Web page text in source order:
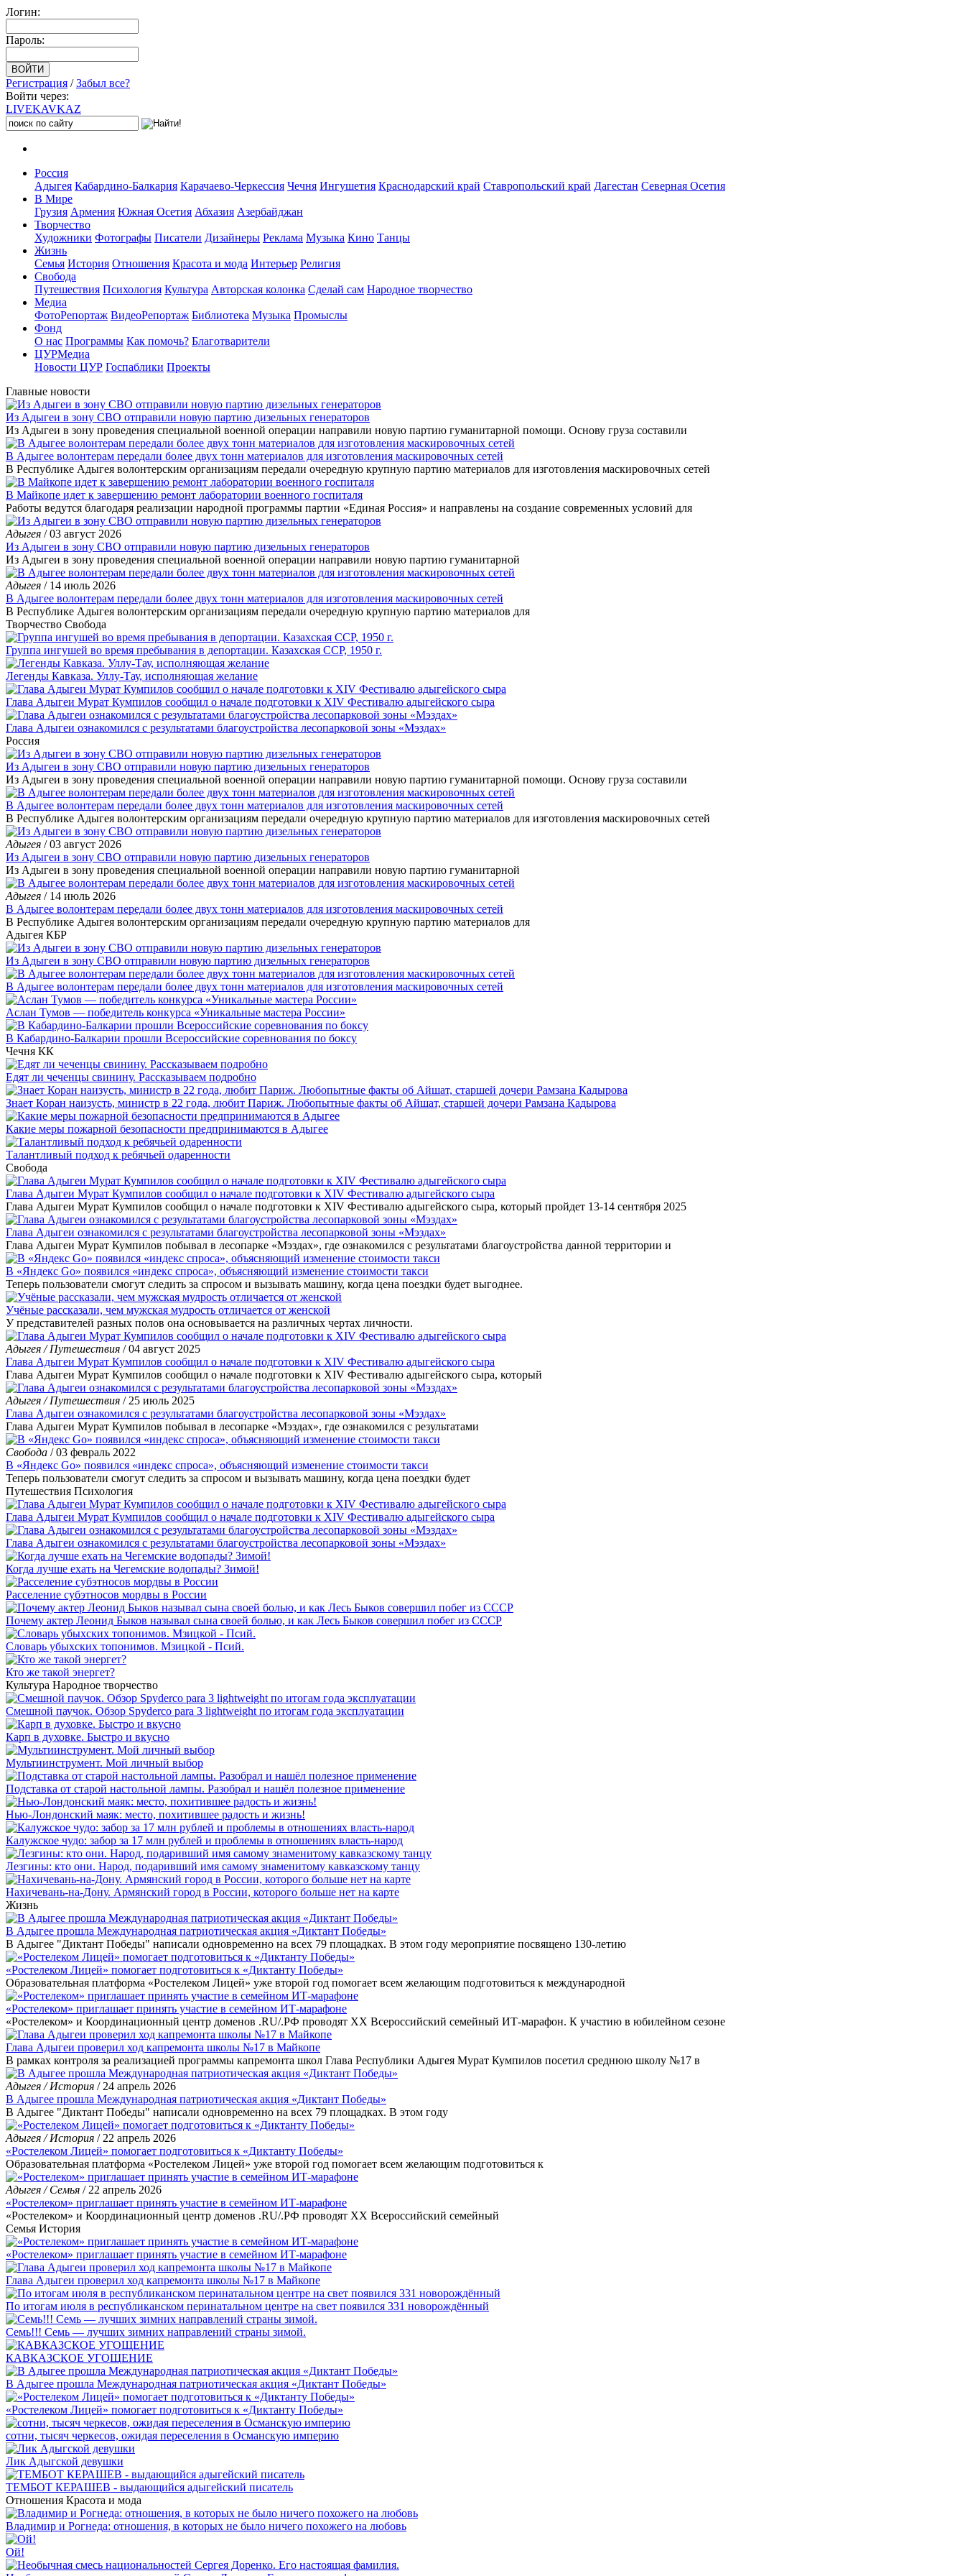
Логин:
Пароль:
Регистрация /Забыл все?
Войти через:
LIVEKAVKAZ
Россия
Адыгея Кабардино-Балкария Карачаево-Черкессия Чечня Ингушетия Краснодарский край Ставропольский край Дагестан Северная Осетия
В Мире
Грузия Армения Южная Осетия Абхазия Азербайджан
Творчество
Художники Фотографы Писатели Дизайнеры Реклама Музыка Кино Танцы
Жизнь
Семья История Отношения Красота и мода Интерьер Религия
Свобода
Путешествия Психология Культура Авторская колонка Сделай сам Народное творчество
Медиа
ФотоРепортаж ВидеоРепортаж Библиотека Музыка Промыслы
Фонд
О нас Программы Как помочь? Благотварители
ЦУРМедиа
Новости ЦУР Госпаблики Проекты
Главные новости
Из Адыгеи в зону СВО отправили новую партию дизельных генераторов
Из Адыгеи в зону проведения специальной военной операции направили новую партию гуманитарной помощи. Основу груза составили
В Адыгее волонтерам передали более двух тонн материалов для изготовления маскировочных сетей
В Республике Адыгея волонтерским организациям передали очередную крупную партию материалов для изготовления маскировочных сетей
В Майкопе идет к завершению ремонт лаборатории военного госпиталя
Работы ведутся благодаря реализации народной программы партии «Единая Россия» и направлены на создание современных условий для
Адыгея / 03 август 2026
Из Адыгеи в зону СВО отправили новую партию дизельных генераторов
Из Адыгеи в зону проведения специальной военной операции направили новую партию гуманитарной
Адыгея / 14 июль 2026
В Адыгее волонтерам передали более двух тонн материалов для изготовления маскировочных сетей
В Республике Адыгея волонтерским организациям передали очередную крупную партию материалов для
Творчество Свобода
Группа ингушей во время пребывания в депортации. Казахская ССР, 1950 г.
Легенды Кавказа. Уллу-Тау, исполняющая желание
Глава Адыгеи Мурат Кумпилов сообщил о начале подготовки к XIV Фестивалю адыгейского сыра
Глава Адыгеи ознакомился с результатами благоустройства лесопарковой зоны «Мэздах»
Россия
Из Адыгеи в зону СВО отправили новую партию дизельных генераторов
Из Адыгеи в зону проведения специальной военной операции направили новую партию гуманитарной помощи. Основу груза составили
В Адыгее волонтерам передали более двух тонн материалов для изготовления маскировочных сетей
В Республике Адыгея волонтерским организациям передали очередную крупную партию материалов для изготовления маскировочных сетей
Адыгея / 03 август 2026
Из Адыгеи в зону СВО отправили новую партию дизельных генераторов
Из Адыгеи в зону проведения специальной военной операции направили новую партию гуманитарной
Адыгея / 14 июль 2026
В Адыгее волонтерам передали более двух тонн материалов для изготовления маскировочных сетей
В Республике Адыгея волонтерским организациям передали очередную крупную партию материалов для
Адыгея КБР
Из Адыгеи в зону СВО отправили новую партию дизельных генераторов
В Адыгее волонтерам передали более двух тонн материалов для изготовления маскировочных сетей
Аслан Тумов — победитель конкурса «Уникальные мастера России»
В Кабардино-Балкарии прошли Всероссийские соревнования по боксу
Чечня КК
Едят ли чеченцы свинину. Рассказываем подробно
Знает Коран наизусть, министр в 22 года, любит Париж. Любопытные факты об Айшат, старшей дочери Рамзана Кадырова
Какие меры пожарной безопасности предпринимаются в Адыгее
Талантливый подход к ребячьей одаренности
Свобода
Глава Адыгеи Мурат Кумпилов сообщил о начале подготовки к XIV Фестивалю адыгейского сыра
Глава Адыгеи Мурат Кумпилов сообщил о начале подготовки к XIV Фестивалю адыгейского сыра, который пройдет 13-14 сентября 2025
Глава Адыгеи ознакомился с результатами благоустройства лесопарковой зоны «Мэздах»
Глава Адыгеи Мурат Кумпилов побывал в лесопарке «Мэздах», где ознакомился с результатами благоустройства данной территории и
В «Яндекс Go» появился «индекс спроса», объясняющий изменение стоимости такси
Теперь пользователи смогут следить за спросом и вызывать машину, когда цена поездки будет выгоднее.
Учёные рассказали, чем мужская мудрость отличается от женской
У представителей разных полов она основывается на различных чертах личности.
Адыгея / Путешествия / 04 август 2025
Глава Адыгеи Мурат Кумпилов сообщил о начале подготовки к XIV Фестивалю адыгейского сыра
Глава Адыгеи Мурат Кумпилов сообщил о начале подготовки к XIV Фестивалю адыгейского сыра, который
Адыгея / Путешествия / 25 июль 2025
Глава Адыгеи ознакомился с результатами благоустройства лесопарковой зоны «Мэздах»
Глава Адыгеи Мурат Кумпилов побывал в лесопарке «Мэздах», где ознакомился с результатами
Свобода / 03 февраль 2022
В «Яндекс Go» появился «индекс спроса», объясняющий изменение стоимости такси
Теперь пользователи смогут следить за спросом и вызывать машину, когда цена поездки будет
Путешествия Психология
Глава Адыгеи Мурат Кумпилов сообщил о начале подготовки к XIV Фестивалю адыгейского сыра
Глава Адыгеи ознакомился с результатами благоустройства лесопарковой зоны «Мэздах»
Когда лучше ехать на Чегемские водопады? Зимой!
Расселение субэтносов мордвы в России
Почему актер Леонид Быков называл сына своей болью, и как Лесь Быков совершил побег из СССР
Словарь убыхских топонимов. Мзицкой - Псий.
Кто же такой энергет?
Культура Народное творчество
Смешной паучок. Обзор Spyderco para 3 lightweight по итогам года эксплуатации
Карп в духовке. Быстро и вкусно
Мультиинструмент. Мой личный выбор
Подставка от старой настольной лампы. Разобрал и нашёл полезное применение
Нью-Лондонский маяк: место, похитившее радость и жизнь!
Калужское чудо: забор за 17 млн рублей и проблемы в отношениях власть-народ
Лезгины: кто они. Народ, подаривший имя самому знаменитому кавказскому танцу
Нахичевань-на-Дону. Армянский город в России, которого больше нет на карте
Жизнь
В Адыгее прошла Международная патриотическая акция «Диктант Победы»
В Адыгее "Диктант Победы" написали одновременно на всех 79 площадках. В этом году мероприятие посвящено 130-летию
«Ростелеком Лицей» помогает подготовиться к «Диктанту Победы»
Образовательная платформа «Ростелеком Лицей» уже второй год помогает всем желающим подготовиться к международной
«Ростелеком» приглашает принять участие в семейном ИТ-марафоне
«Ростелеком» и Координационный центр доменов .RU/.РФ проводят XX Всероссийский семейный ИТ-марафон. К участию в юбилейном сезоне
Глава Адыгеи проверил ход капремонта школы №17 в Майкопе
В рамках контроля за реализацией программы капремонта школ Глава Республики Адыгея Мурат Кумпилов посетил среднюю школу №17 в
Адыгея / История / 24 апрель 2026
В Адыгее прошла Международная патриотическая акция «Диктант Победы»
В Адыгее "Диктант Победы" написали одновременно на всех 79 площадках. В этом году
Адыгея / История / 22 апрель 2026
«Ростелеком Лицей» помогает подготовиться к «Диктанту Победы»
Образовательная платформа «Ростелеком Лицей» уже второй год помогает всем желающим подготовиться к
Адыгея / Семья / 22 апрель 2026
«Ростелеком» приглашает принять участие в семейном ИТ-марафоне
«Ростелеком» и Координационный центр доменов .RU/.РФ проводят XX Всероссийский семейный
Семья История
«Ростелеком» приглашает принять участие в семейном ИТ-марафоне
Глава Адыгеи проверил ход капремонта школы №17 в Майкопе
По итогам июля в республиканском перинатальном центре на свет появился 331 новорождённый
Семь!!! Семь — лучших зимних направлений страны зимой.
КАВКАЗСКОЕ УГОЩЕНИЕ
В Адыгее прошла Международная патриотическая акция «Диктант Победы»
«Ростелеком Лицей» помогает подготовиться к «Диктанту Победы»
сотни, тысяч черкесов, ожидая переселения в Османскую империю
Лик Адыгской девушки
ТЕМБОТ КЕРАШЕВ - выдающийся адыгейский писатель
Отношения Красота и мода
Владимир и Рогнеда: отношения, в которых не было ничего похожего на любовь
Ой!